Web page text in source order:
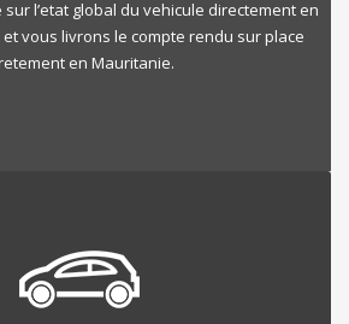
l’etat global du vehicule directement en
et vous livrons le compte rendu sur place
en Mauritanie.